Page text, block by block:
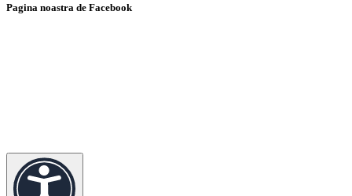
Pagina noastra de Facebook